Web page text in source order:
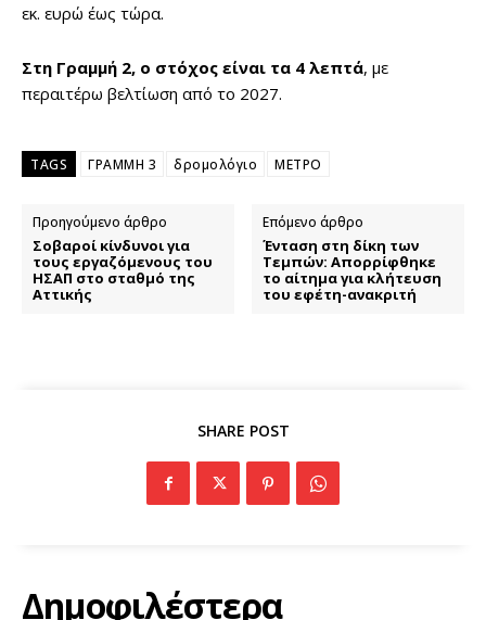
εκ. ευρώ έως τώρα.
Στη Γραμμή 2, ο στόχος είναι τα 4 λεπτά, με
περαιτέρω βελτίωση από το 2027.
TAGS ΓΡΑΜΜΗ 3 δρομολόγιο ΜΕΤΡΟ
Προηγούμενο άρθρο
Σοβαροί κίνδυνοι για
τους εργαζόμενους του
ΗΣΑΠ στο σταθμό της
Αττικής
Επόμενο άρθρο
Ένταση στη δίκη των
Τεμπών: Απορρίφθηκε
το αίτημα για κλήτευση
του εφέτη-ανακριτή
SHARE POST
Δημοφιλέστερα